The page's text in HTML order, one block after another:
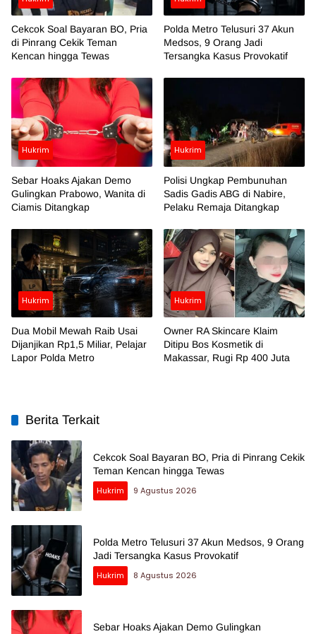
Cekcok Soal Bayaran BO, Pria
di Pinrang Cekik Teman
Kencan hingga Tewas
Polda Metro Telusuri 37 Akun
Medsos, 9 Orang Jadi
Tersangka Kasus Provokatif
Hukrim
Sebar Hoaks Ajakan Demo
Gulingkan Prabowo, Wanita di
Ciamis Ditangkap
Hukrim
Polisi Ungkap Pembunuhan
Sadis Gadis ABG di Nabire,
Pelaku Remaja Ditangkap
Hukrim
Dua Mobil Mewah Raib Usai
Dijanjikan Rp1,5 Miliar, Pelajar
Lapor Polda Metro
Hukrim
Owner RA Skincare Klaim
Ditipu Bos Kosmetik di
Makassar, Rugi Rp 400 Juta
Berita Terkait
Cekcok Soal Bayaran BO, Pria di Pinrang Cekik
Teman Kencan hingga Tewas
Hukrim
9 Agustus 2026
Polda Metro Telusuri 37 Akun Medsos, 9 Orang
Jadi Tersangka Kasus Provokatif
Hukrim
8 Agustus 2026
Sebar Hoaks Ajakan Demo Gulingkan